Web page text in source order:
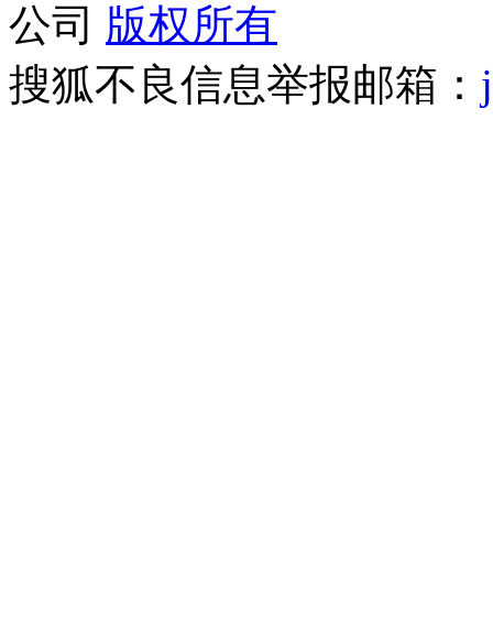
公司 版权所有
搜狐不良信息举报邮箱：